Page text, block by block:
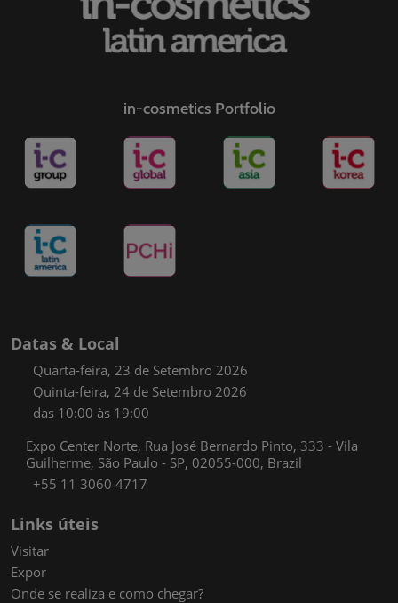
in-cosmetics Portfolio
Datas & Local
Quarta-feira, 23 de Setembro 2026
Quinta-feira, 24 de Setembro 2026
das 10:00 às 19:00
Expo Center Norte, Rua José Bernardo Pinto, 333 - Vila
Guilherme, São Paulo - SP, 02055-000, Brazil
+55 11 3060 4717
Links úteis
Visitar
Expor
Onde se realiza e como chegar?